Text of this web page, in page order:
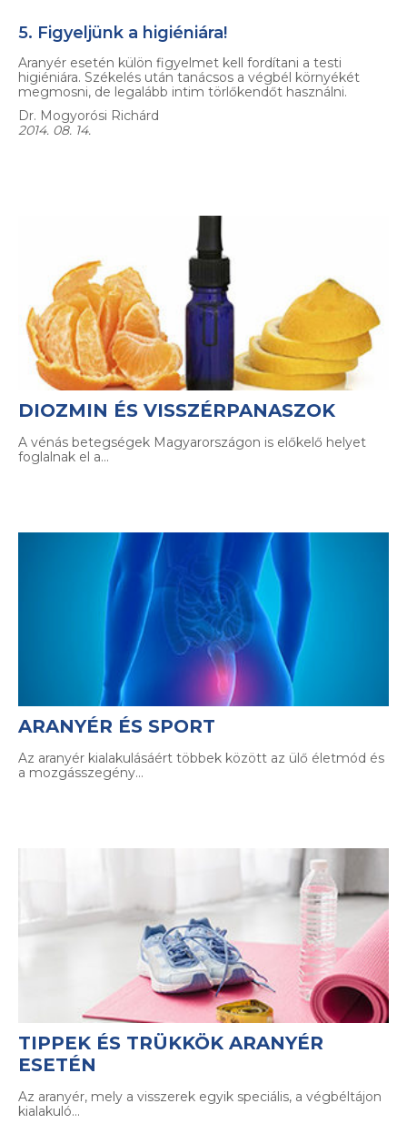
5. Figyeljünk a higiéniára!
Aranyér esetén külön figyelmet kell fordítani a testi
higiéniára. Székelés után tanácsos a végbél környékét
megmosni, de legalább intim törlőkendőt használni.
Dr. Mogyorósi Richárd
2014. 08. 14.
DIOZMIN ÉS VISSZÉRPANASZOK
A vénás betegségek Magyarországon is előkelő helyet
foglalnak el a…
ARANYÉR ÉS SPORT
Az aranyér kialakulásáért többek között az ülő életmód és
a mozgásszegény…
TIPPEK ÉS TRÜKKÖK ARANYÉR
ESETÉN
Az aranyér, mely a visszerek egyik speciális, a végbéltájon
kialakuló…